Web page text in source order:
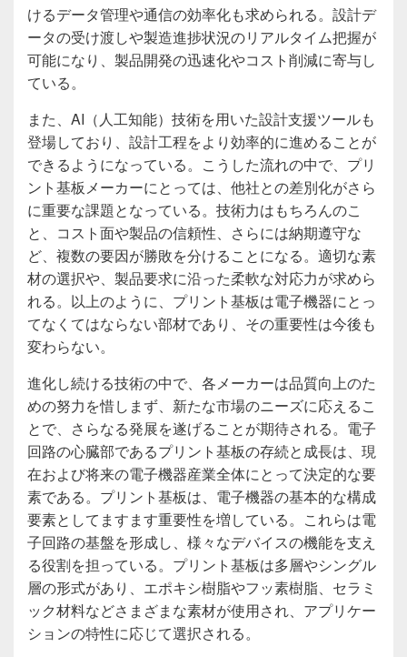
けるデータ管理や通信の効率化も求められる。設計デ
ータの受け渡しや製造進捗状況のリアルタイム把握が
可能になり、製品開発の迅速化やコスト削減に寄与し
ている。
また、AI（人工知能）技術を用いた設計支援ツールも
登場しており、設計工程をより効率的に進めることが
できるようになっている。こうした流れの中で、プリ
ント基板メーカーにとっては、他社との差別化がさら
に重要な課題となっている。技術力はもちろんのこ
と、コスト面や製品の信頼性、さらには納期遵守な
ど、複数の要因が勝敗を分けることになる。適切な素
材の選択や、製品要求に沿った柔軟な対応力が求めら
れる。以上のように、プリント基板は電子機器にとっ
てなくてはならない部材であり、その重要性は今後も
変わらない。
進化し続ける技術の中で、各メーカーは品質向上のた
めの努力を惜しまず、新たな市場のニーズに応えるこ
とで、さらなる発展を遂げることが期待される。電子
回路の心臓部であるプリント基板の存続と成長は、現
在および将来の電子機器産業全体にとって決定的な要
素である。プリント基板は、電子機器の基本的な構成
要素としてますます重要性を増している。これらは電
子回路の基盤を形成し、様々なデバイスの機能を支え
る役割を担っている。プリント基板は多層やシングル
層の形式があり、エポキシ樹脂やフッ素樹脂、セラミ
ック材料などさまざまな素材が使用され、アプリケー
ションの特性に応じて選択される。